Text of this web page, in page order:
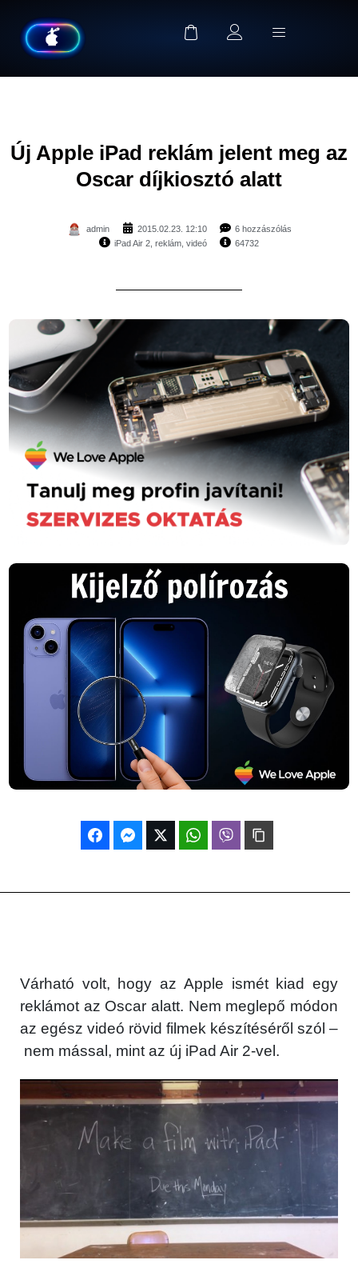
Új Apple iPad reklám jelent meg az
Oscar díjkiosztó alatt
admin 2015.02.23. 12:10
6 hozzászólás
iPad Air 2 reklám videó 64732
Várható volt, hogy az Apple ismét kiad egy
reklámot az Oscar alatt. Nem meglepő módon
az egész videó rövid filmek készítéséről szól –
nem mással, mint az új iPad Air 2-vel.